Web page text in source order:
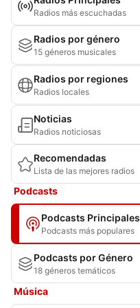
Radios más escuchadas
Radios por género
15 géneros musicales
Radios por regiones
Radios locales
Noticias
Radios noticiosas
Recomendadas
Lista de las mejores radios
Podcasts
Podcasts Principales
Podcasts más populares
Podcasts por Género
18 géneros temáticos
Música